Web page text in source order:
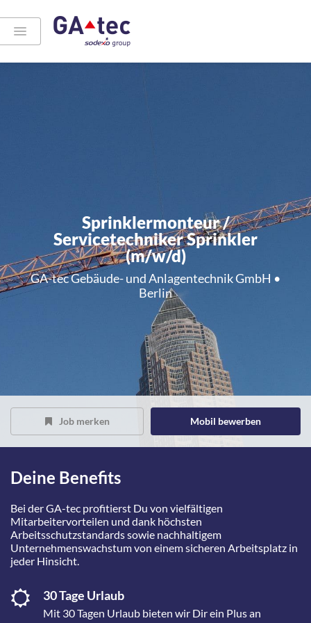
Sprinklermonteur /
Servicetechniker Sprinkler
(m/w/d)
GA-tec Gebäude- und Anlagentechnik GmbH •
Berlin
Job merken Mobil bewerben
Deine Benefits
Bei der GA-tec profitierst Du von vielfältigen
Mitarbeitervorteilen und dank höchsten
Arbeitsschutzstandards sowie nachhaltigem
Unternehmenswachstum von einem sicheren Arbeitsplatz in
jeder Hinsicht.
30 Tage Urlaub
Mit 30 Tagen Urlaub bieten wir Dir ein Plus an